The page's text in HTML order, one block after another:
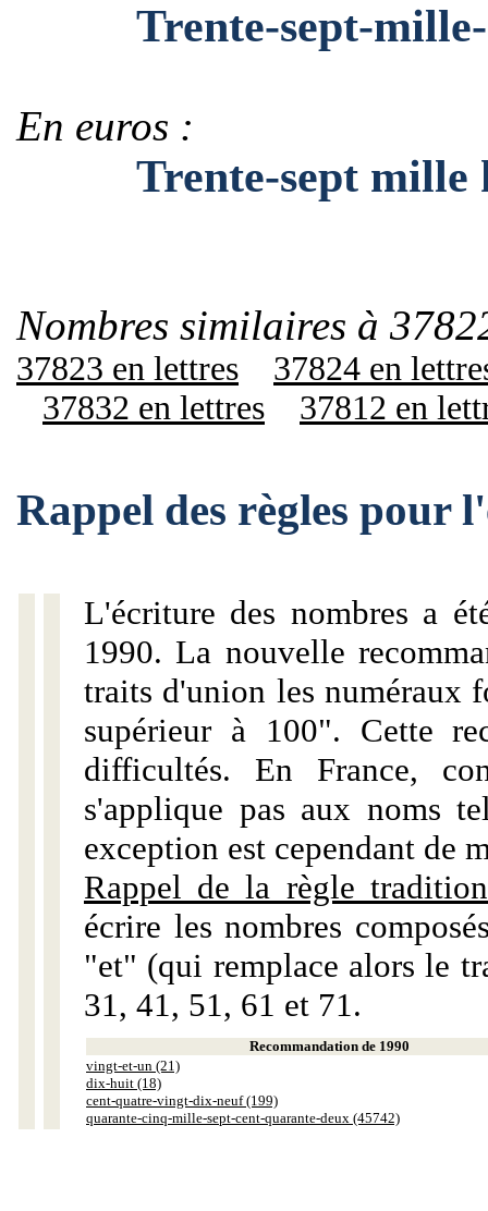
Trente-sept-mille-
En euros :
Trente-sept mille
Nombres similaires à
37823 en lettres
37824 en
37832 en lettres
37812 en
Rappel des règles pour
L'écriture des nombres a
1990. La nouvelle
traits d'union les numéraux
supérieur à 100". Cette
difficultés. En France,
s'applique pas aux noms
exception est cependant de
Rappel de la règle
écrire les nombres
"et" (qui remplace alors le
31, 41, 51, 61 et 71.
Recommandation de 1990
vingt-et-un (21)
dix-huit (18)
cent-quatre-vingt-dix-neuf (199)
quarante-cinq-mille-sept-cent-quarante-deux (45742)